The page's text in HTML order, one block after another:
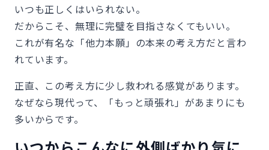
いつも正しくはいられない。
だからこそ、無理に完璧を目指さなくてもいい。
これが有名な「他力本願」の本来の考え方だと言わ
れています。
正直、この考え方に少し救われる感覚があります。
なぜなら現代って、「もっと頑張れ」があまりにも
多いからです。